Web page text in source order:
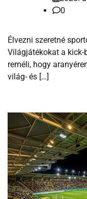
0
Élvezni szeretné
Világjátékokat a kick-
reméli, hogy
világ- és […]